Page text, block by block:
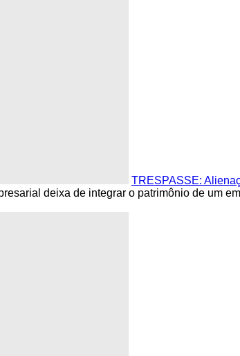
TRESPASSE:
deixa de integrar o patrimônio de um